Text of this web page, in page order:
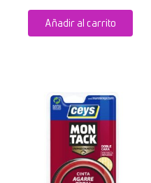
Añadir al carrito